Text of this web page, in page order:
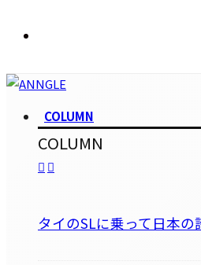
COLUMN
COLUMN
タイのSLに乗って日本